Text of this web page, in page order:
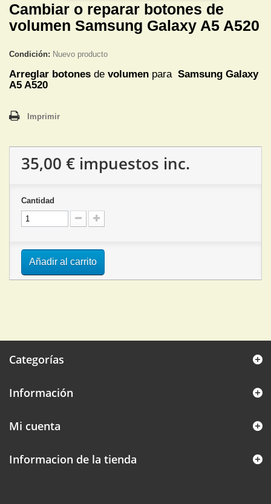
Cambiar o reparar botones de
volumen Samsung Galaxy A5 A520
Condición: Nuevo producto
Arreglar botones de volumen para Samsung Galaxy
A5 A520
Imprimir
35,00 € impuestos inc.
Cantidad
Añadir al carrito
Categorías
Información
Mi cuenta
Informacion de la tienda